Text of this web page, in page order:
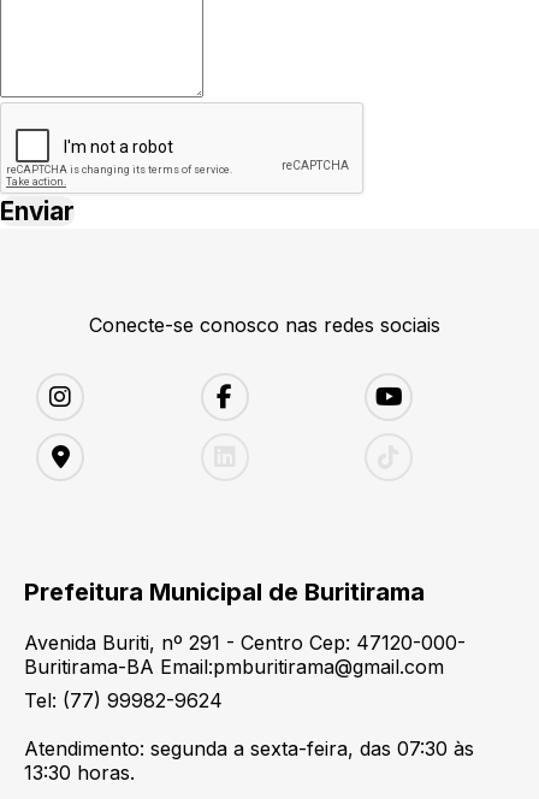
Conecte-se conosco nas redes sociais
Prefeitura Municipal de Buritirama
Avenida Buriti, nº 291 - Centro Cep: 47120-000-
Buritirama-BA Email:pmburitirama@gmail.com
Tel: (77) 99982-9624
Atendimento: segunda a sexta-feira, das 07:30 às
13:30 horas.